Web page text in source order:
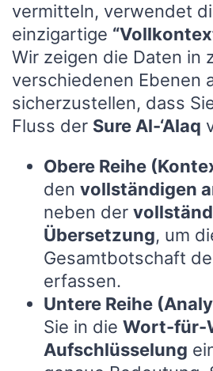
vermitteln, verwendet
einzigartige
Wir zeigen die Daten in
verschiedenen Ebenen
sicherzustellen, dass
Fluss der Sure Al-‘Alaq
Obere Reihe
den vollständigen
neben der
Übersetzung, um
Gesamtbotschaft
erfassen.
Untere Reihe
Sie in die Wort-für-
Aufschlüsselung